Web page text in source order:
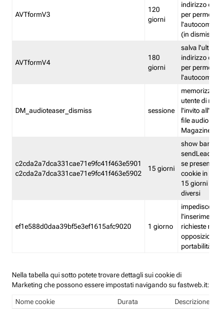
AVTformV3
120
giorni
indirizzo di
per
(in
AVTformV4
180
giorni
salva l'ultimo
indirizzo di
per
DM_audioteaser_dismiss sessione
memorizza
utente di
l'invito
file audio del
Magazine
c2cda2a7dca331cae71e9fc41f463e5901
c2cda2a7dca331cae71e9fc41f463e5902
15 giorni
show banner
sendLead
se presenti
cookie in un
15 giorni e
diversi
ef1e588d0daa39bf5e3ef1615afc9020 1 giorno
impedisce
l'inserimento
richieste
opposizione
portabilità
Nella tabella qui sotto potete trovare dettagli sui cookie di
Marketing che possono essere impostati navigando su fastweb.it:
Nome cookie Durata Descrizione